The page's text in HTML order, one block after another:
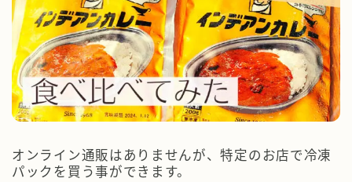
オンライン通販はありませんが、特定のお店で冷凍
パックを買う事ができます。